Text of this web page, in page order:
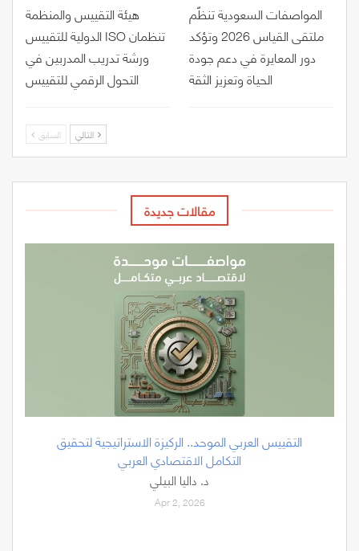
هيئة التقييس والمنظمة
الدولية للتقييس ISO تنظمان
ورشة تدريب المدربين في
التحول الرقمي للتقييس
المواصفات السعودية تنظّم
ملتقى القياس 2026 وتؤكد
دور المعايرة في دعم جودة
الحياة وتعزيز الثقة
السابق
مقالات جديدة
التقييس العربي الموحد.. الركيزة الاستراتيجية لتحقيق
التكامل الاقتصادي العربي
د. داليا البيلي
Apr 2, 2026